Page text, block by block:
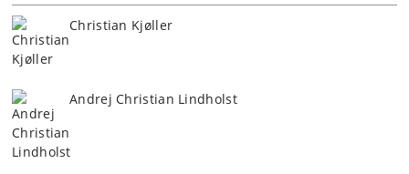
Christian Kjøller
Andrej Christian Lindholst